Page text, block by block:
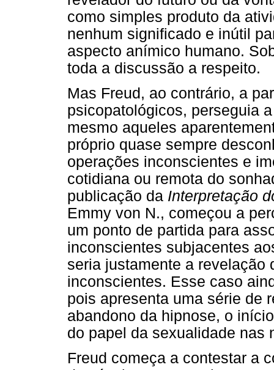
como simples produto da
nenhum significado e inútil
aspecto anímico humano.
toda a discussão a respeito.
Mas Freud, ao contrário, a
psicopatológicos, perseguia
mesmo aqueles
próprio quase sempre
operações inconscientes e
cotidiana ou remota do
publicação da Interpretação
Emmy von N., começou a
um ponto de partida para
inconscientes subjacentes
seria justamente a revelação
inconscientes. Esse caso
pois apresenta uma série de
abandono da hipnose, o
do papel da sexualidade nas
Freud começa a contestar a